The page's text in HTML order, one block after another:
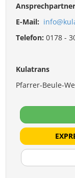
E-Mail:
Telefon: 0178 -
Kulatrans
Pfarrer-Beule-